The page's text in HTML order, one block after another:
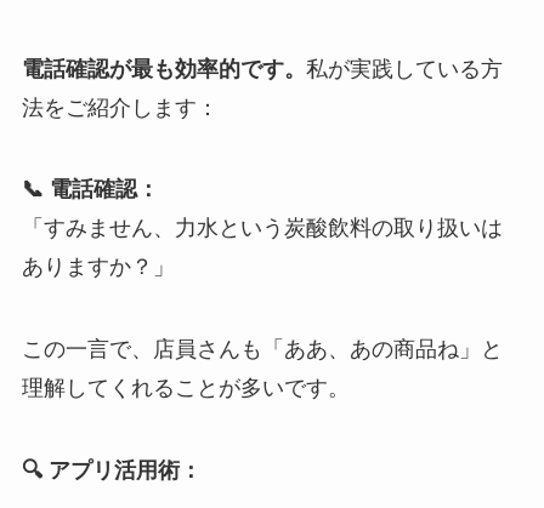
電話確認が最も効率的です。 私が実践している方
法をご紹介します：
📞 電話確認：
「すみません、力水という炭酸飲料の取り扱いは
ありますか？」
この一言で、店員さんも「ああ、あの商品ね」と
理解してくれることが多いです。
🔍 アプリ活用術：